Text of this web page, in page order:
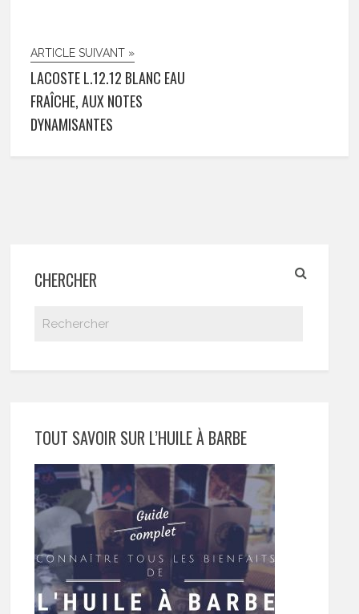
ARTICLE SUIVANT »
LACOSTE L.12.12 BLANC EAU
FRAÎCHE, AUX NOTES
DYNAMISANTES
CHERCHER
TOUT SAVOIR SUR L’HUILE À BARBE